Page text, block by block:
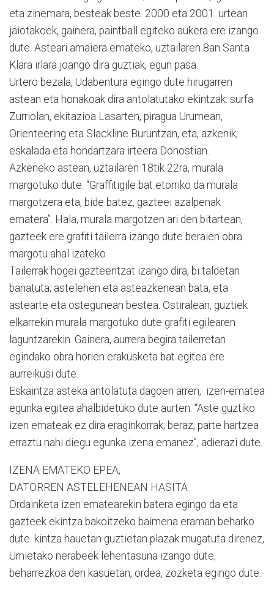
eta zinemara, besteak beste. 2000 eta 2001. urtean
jaiotakoek, gainera, paintball egiteko aukera ere izango
dute. Asteari amaiera emateko, uztailaren 8an Santa
Klara irlara joango dira guztiak, egun pasa.
Urtero bezala, Udabentura egingo dute hirugarren
astean eta honakoak dira antolatutako ekintzak: surfa
Zurriolan, ekitazioa Lasarten, piragua Urumean,
Orienteering eta Slackline Buruntzan, eta, azkenik,
eskalada eta hondartzara irteera Donostian.
Azkeneko astean, uztailaren 18tik 22ra, murala
margotuko dute: “Graffitigile bat etorriko da murala
margotzera eta, bide batez, gazteei azalpenak
ematera”. Hala, murala margotzen ari den bitartean,
gazteek ere grafiti tailerra izango dute beraien obra
margotu ahal izateko.
Tailerrak hogei gazteentzat izango dira, bi taldetan
banatuta; astelehen eta asteazkenean bata, eta
astearte eta ostegunean bestea. Ostiralean, guztiek
elkarrekin murala margotuko dute grafiti egilearen
laguntzarekin. Gainera, aurrera begira tailerretan
egindako obra horien erakusketa bat egitea ere
aurreikusi dute.
Eskaintza asteka antolatuta dagoen arren, izen-ematea
egunka egitea ahalbidetuko dute aurten: “Aste guztiko
izen emateak ez dira eraginkorrak; beraz, parte hartzea
erraztu nahi diegu egunka izena emanez”, adierazi dute.
IZENA EMATEKO EPEA,
DATORREN ASTELEHENEAN HASITA
Ordainketa izen ematearekin batera egingo da eta
gazteek ekintza bakoitzeko baimena eraman beharko
dute. kintza hauetan guztietan plazak mugatuta direnez,
Urnietako nerabeek lehentasuna izango dute;
beharrezkoa den kasuetan, ordea, zozketa egingo dute.